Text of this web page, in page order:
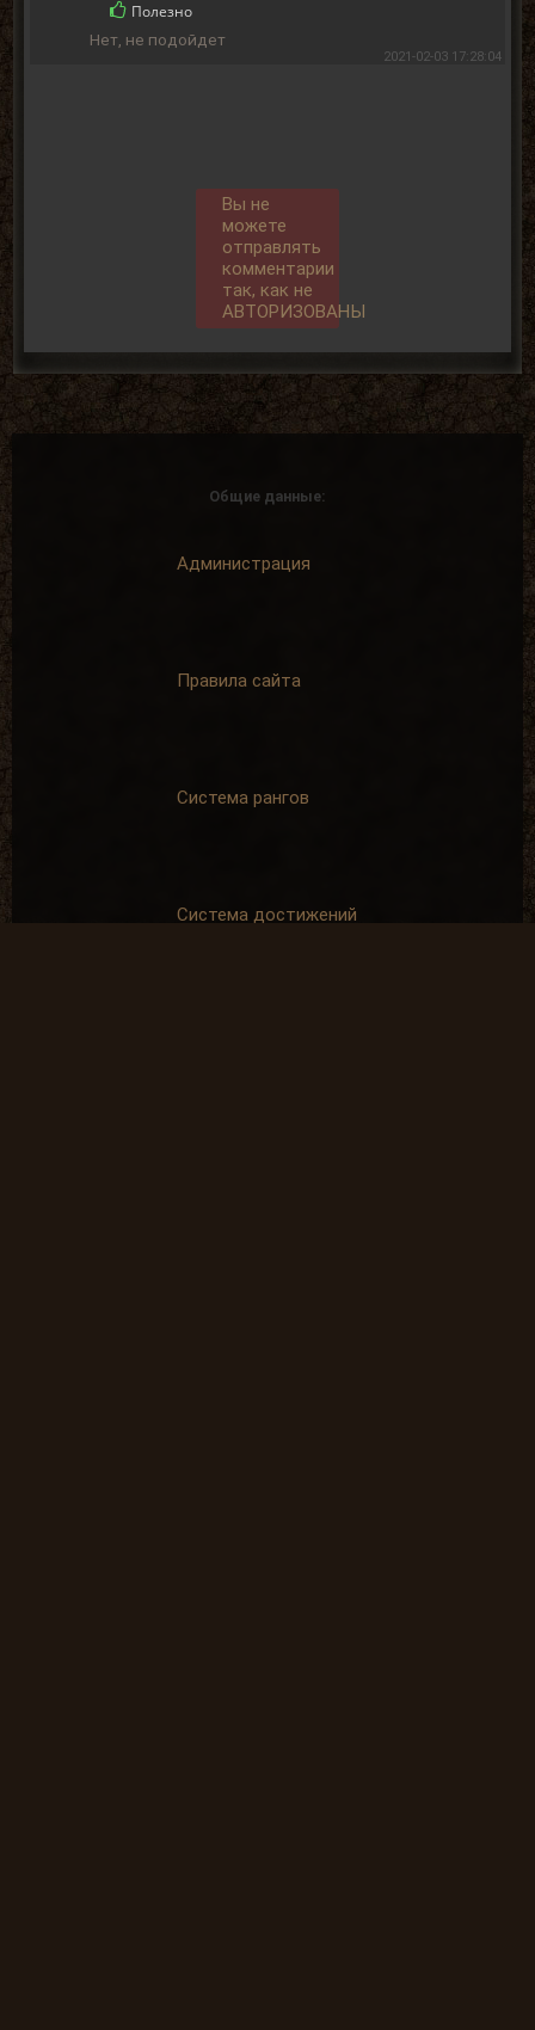
Полезно
Нет, не подойдет
2021-02-03 17:28:04
Вы не
можете
отправлять
комментарии
так, как не
АВТОРИЗОВАНЫ
Общие данные:
Администрация
Правила сайта
Система рангов
Система достижений